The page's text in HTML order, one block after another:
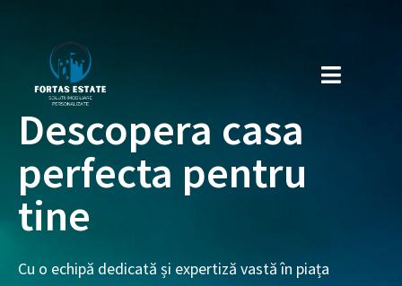
Descopera casa
perfecta pentru
tine
Cu o echipă dedicată și expertiză vastă în piața